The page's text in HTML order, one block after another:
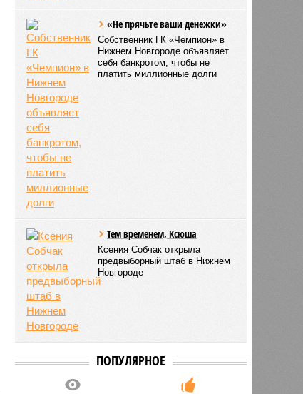
«Не прячьте ваши денежки»
Собственник ГК «Чемпион» в
Нижнем Новгороде объявляет
себя банкротом, чтобы не
платить миллионные долги
Тем временем, Ксюша
Ксения Собчак открыла
предвыборный штаб в Нижнем
Новгороде
ПОПУЛЯРНОЕ